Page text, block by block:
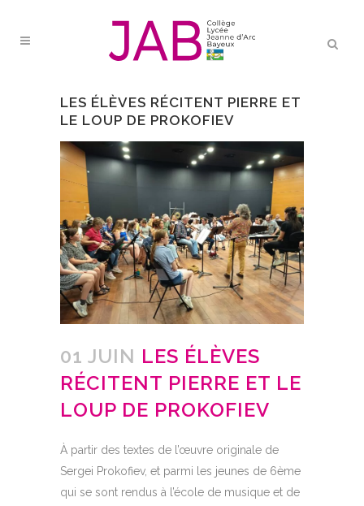
LES ÉLÈVES RÉCITENT PIERRE ET
LE LOUP DE PROKOFIEV
01 JUIN LES ÉLÈVES
RÉCITENT PIERRE ET LE
LOUP DE PROKOFIEV
À partir des textes de l’œuvre originale de
Sergei Prokofiev, et parmi les jeunes de 6ème
qui se sont rendus à l’école de musique et de